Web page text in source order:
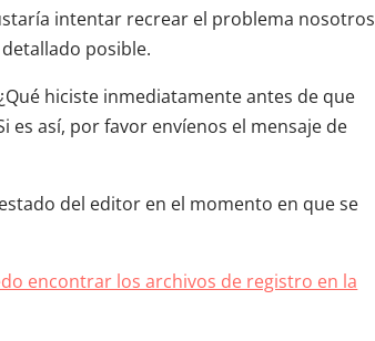
intentar recrear el problema nosotros
posible.
hiciste inmediatamente antes de que
es así, por favor envíenos el mensaje de
del editor en el momento en que se
encontrar los archivos de registro en la